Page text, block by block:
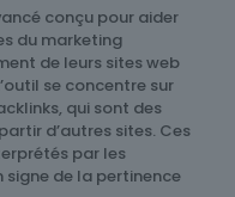
conçu pour aider
du marketing
de leurs sites web
se concentre sur
qui sont des
d’autres sites. Ces
par les
signe de la pertinence